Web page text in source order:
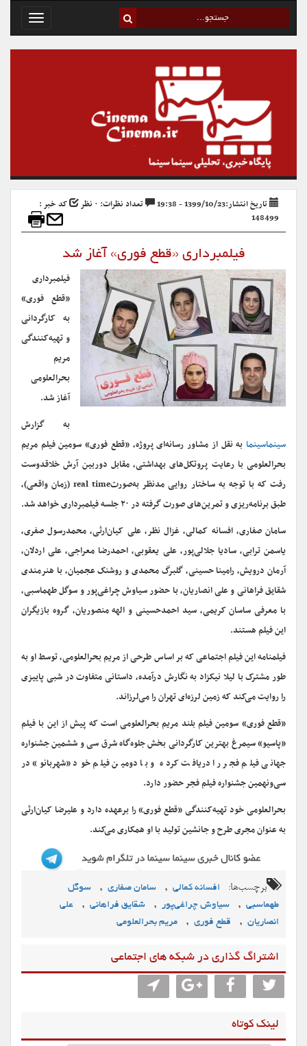
Toggle
تاریخ انتشار:1399/10/23 - 19:38 تعداد نظرات: ۰ نظر
کد خبر :
148499
فیلمبرداری «قطع فوری» آغاز شد
فیلمبرداری
«قطع فوری»
به کارگردانی
و تهیه‌کنندگی
مریم
بحرالعلومی
آغاز شد.
به گزارش
سینماسینما به نقل از مشاور رسانه‌ای پروژه، «قطع فوری» سومین فیلم مریم
بحرالعلومی با رعایت پروتکل‌های بهداشتی، مقابل دوربین آرش خلاقدوست
رفت که با توجه به ساختار روایی مدنظر به‌صورتreal time (زمان واقعی)،
طبق برنامه‌ریزی و تمرین‌های صورت گرفته در ۲۰ جلسه فیلمبرداری خواهد شد.
سامان صفاری، افسانه کمالی، غزال نظر، علی کیان‌ارثی، محمدرسول صفری،
یاسمن ترابی، سادیا جلالی‌پور، علی یعقوبی، احمدرضا معراجی، علی اردلان،
آرمان درویش، رامینا حسینی، گلبرگ محمدی و روشنک عجمیان، با هنرمندی
شقایق فراهانی و علی انصاریان، با حضور سیاوش چراغی‌پور و سوگل طهماسبی،
با معرفی ساسان کریمی، سید احمد‌‌حسینی و الهه منصوریان، گروه بازیگران
این فیلم هستند.
فیلمنامه این فیلم اجتماعی که بر اساس طرحی از مریم بحرالعلومی، توسط او به
طور مشترک با لیلا نیکزاد به نگارش درآمده، داستانی متفاوت در شبی پاییزی
را روایت می‌کند که زمین لرزه‌ای تهران را می‌لرزاند.
«قطع فوری» سومین فیلم بلند مریم بحرالعلومی است که پیش از این با فیلم
«پاسیو» سیمرغ بهترین کارگردانی بخش جلوه‌گاه شرق سی و ششمین جشنواره
جهانی فیلم فجر را دریافت کرده و با دومین فیلم خود «شهربانو» در
سی‌ونهمین جشنواره فیلم فجر حضور دارد.
بحرالعلومی خود تهیه‌کنندگی «قطع فوری» را برعهده دارد و علیرضا کیان‌ارثی
به عنوان مجری طرح‌ و جانشین تولید با او همکاری می‌کند.
برچسب‌ها: افسانه کمالی , سامان صفاری ,
سوگل
طهماسبی , سیاوش چراغی‌پور , شقایق فراهانی ,
علی
انصاریان , قطع فوری , مریم بحرالعلومی
اشتراگ گذاری در شبکه های اجتماعی
لینک کوتاه